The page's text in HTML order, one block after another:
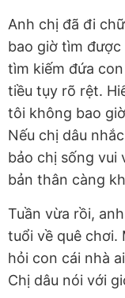
Anh chị đã đi
bao giờ tìm được
tìm kiếm đứa
tiều tụy rõ rệt.
tôi không bao
Nếu chị dâu
bảo chị sống vui
bản thân càng
Tuần vừa rồi,
tuổi về quê chơi.
hỏi con cái nhà
Chị dâu nói với